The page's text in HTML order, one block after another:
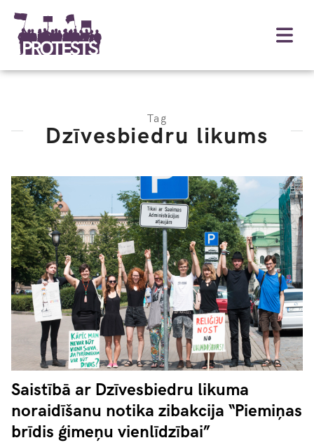
Tag
Dzīvesbiedru likums
Saistībā ar Dzīvesbiedru likuma
noraidīšanu notika zibakcija “Piemiņas
brīdis ģimeņu vienlīdzībai”